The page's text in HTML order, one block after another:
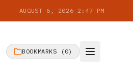
AUGUST 6, 2026 2:47 PM
BOOKMARKS ( 0)